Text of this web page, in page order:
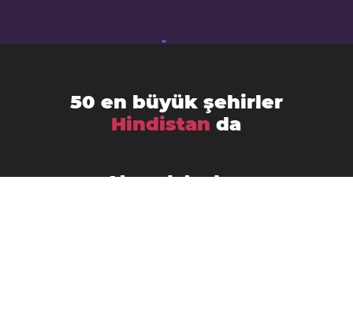
50 en büyük şehirler
Hindistan da
Agra Ahmedabad